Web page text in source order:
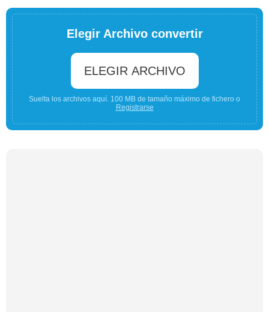
Elegir Archivo convertir
ELEGIR ARCHIVO
Suelta los archivos aquí. 100 MB de tamaño máximo de fichero o
Registrarse